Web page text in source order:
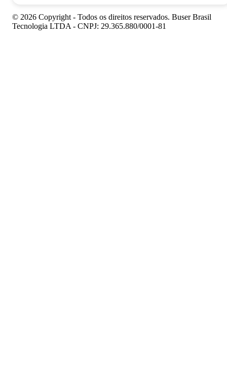
© 2026 Copyright - Todos os direitos reservados. Buser Brasil
Tecnologia LTDA - CNPJ: 29.365.880/0001-81